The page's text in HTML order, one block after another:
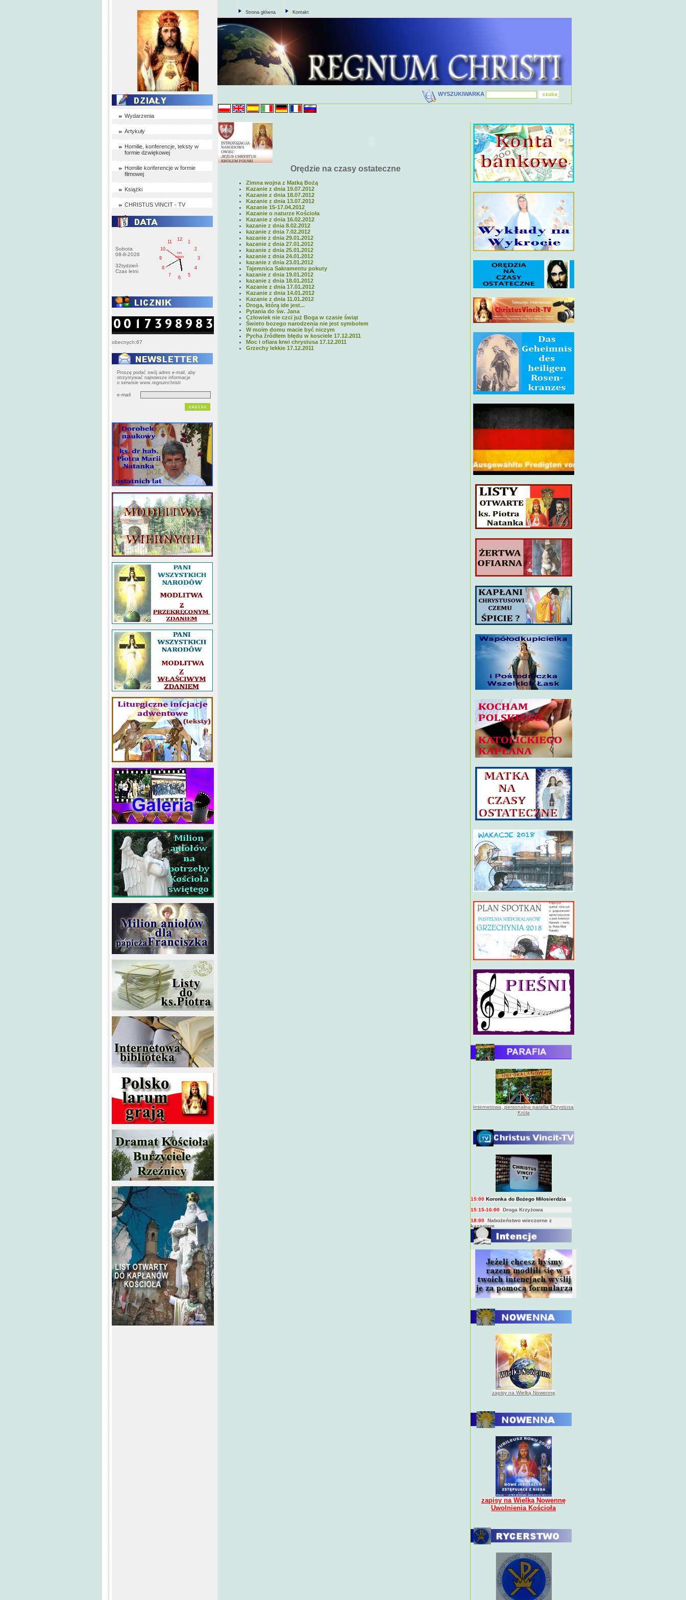
Wydarzenia
Artykuły
Homilie, konferencje, teksty w
formie dzwiękowej
Homilie konferencje w formie
filmowej
Książki
CHRISTUS VINCIT - TV
Sobota
08-8-2026
32tydzień
Czas letni
1
2
3
4
5
6
7
8
9
10
11
12
PM
sobota
obecnych:67
Proszę podać swój adres e-mail, aby
otrzymywać najnowsze informacje
o serwisie www.regnumchristi
e-mail
Strona główna Kontakt
WYSZUKIWARKA
Orędzie na czasy ostateczne
Zimna wojna z Matką Bożą
Kazanie z dnia 19.07.2012
Kazanie z dnia 18.07.2012
Kazanie z dnia 13.07.2012
Kazanie 15-17.04.2012
Kazanie o naturze Kościoła
Kazanie z dnia 16.02.2012
kazanie z dnia 8.02.2012
kazanie z dnia 7.02.2012
kazanie z dnia 29.01.2012
kazanie z dnia 27.01.2012
kazanie z dnia 25.01.2012
kazanie z dnia 24.01.2012
kazanie z dnia 23.01.2012
Tajemnica Sakramentu pokuty
kazanie z dnia 19.01.2012
kazanie z dnia 18.01.2012
Kazanie z dnia 17.01.2012
Kazanie z dnia 14.01.2012
Kazanie z dnia 11.01.2012
Droga, którą ide jest...
Pytania do św. Jana
Człowiek nie czci już Boga w czasie świąt
Świeto bozego narodzenia nie jest symbolem
W moim domu macie być niczym
Pycha źródłem błędu w kosciele 17.12.2011
Moc i ofiara krwi chrystusa 17.12.2011
Grzechy lekkie 17.12.2011
Internetowa, personalna parafia Chrystusa
Króla
BIEŻĄCY PROGRAM TRANSMISJI
BEZPOŚREDNICH(na żywo)
Msza święta
Koronka do Bożego Miłosierdzia
15:15-16:00 Droga Krzyżowa
18:00 Nabożeństwo wieczorne z
kazaniem
10:00
Niedzielna Msza święta w miarę
możliwości ks. Piotra
zapisy na Wielką Nowennę
zapisy na Wielką Nowennę
Uwolnienia Kościoła